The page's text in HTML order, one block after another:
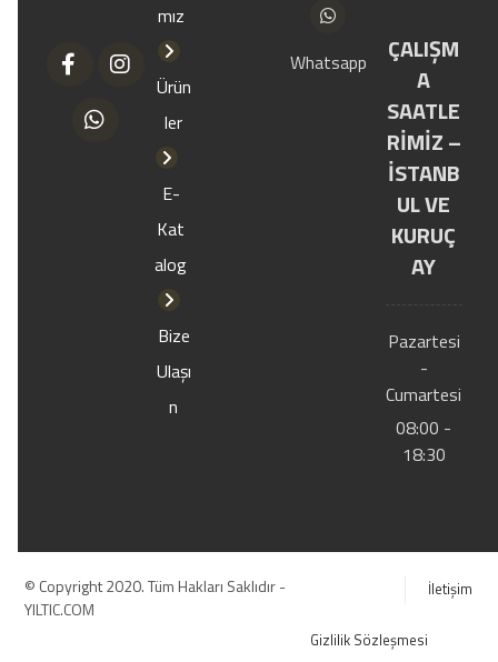
mız
Ürün
ler
E-
Kat
alog
Bize
Ulaşı
n
Whatsapp
ÇALIŞM
A
SAATLE
RİMİZ –
İSTANB
UL VE
KURUÇ
AY
Pazartesi
-
Cumartesi
08:00 -
18:30
© Copyright 2020. Tüm Hakları Saklıdır -
YILTIC.COM
İletişim
Gizlilik Sözleşmesi